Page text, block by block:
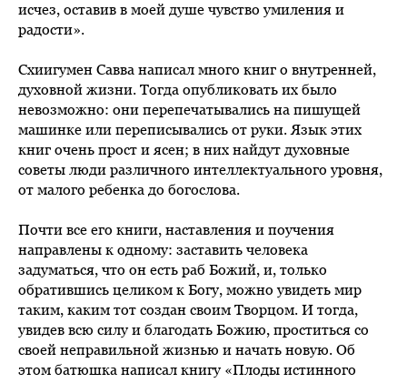
исчез, оставив в моей душе чувство умиления и
радости».
Схиигумен Савва написал много книг о внутренней,
духовной жизни. Тогда опубликовать их было
невозможно: они перепечатывались на пишущей
машинке или переписывались от руки. Язык этих
книг очень прост и ясен; в них найдут духовные
советы люди различного интеллектуального уровня,
от малого ребенка до богослова.
Почти все его книги, наставления и поучения
направлены к одному: заставить человека
задуматься, что он есть раб Божий, и, только
обратившись целиком к Богу, можно увидеть мир
таким, каким тот создан своим Творцом. И тогда,
увидев всю силу и благодать Божию, проститься со
своей неправильной жизнью и начать новую. Об
этом батюшка написал книгу «Плоды истинного